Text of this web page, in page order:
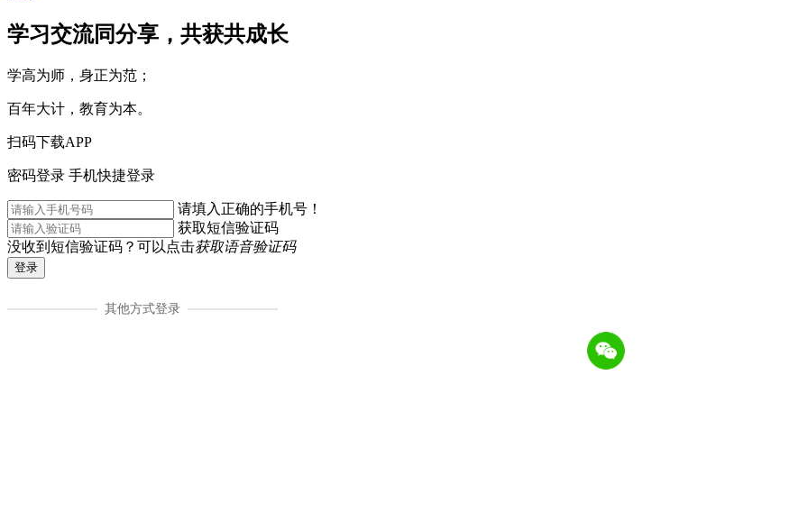
学习交流同分享，共获共成长
学高为师，身正为范；
百年大计，教育为本。
扫码下载APP
密码登录 手机快捷登录
请填入正确的手机号！
获取短信验证码
没收到短信验证码？可以点击获取语音验证码
登录
其他方式登录